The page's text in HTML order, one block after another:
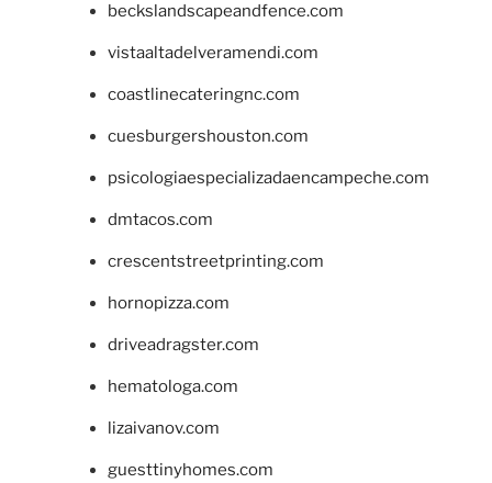
beckslandscapeandfence.com
vistaaltadelveramendi.com
coastlinecateringnc.com
cuesburgershouston.com
psicologiaespecializadaencampeche.com
dmtacos.com
crescentstreetprinting.com
hornopizza.com
driveadragster.com
hematologa.com
lizaivanov.com
guesttinyhomes.com